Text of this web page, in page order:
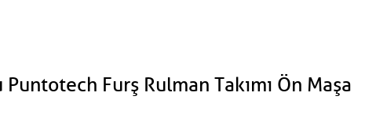
Furş Rulman Takımı Ön Maşa